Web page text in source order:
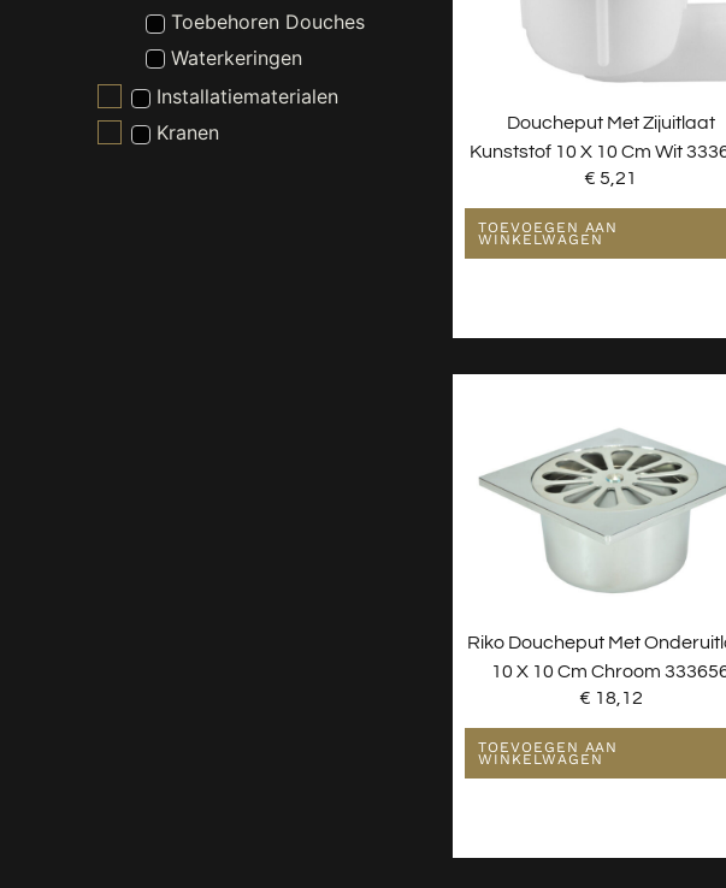
Toebehoren Douches
Waterkeringen
Installatiematerialen
Kranen
Doucheput Met Zijuitlaat
Kunststof 10 X 10 Cm Wit
€ 5,21
TOEVOEGEN AAN
WINKELWAGEN
Riko Doucheput Met
10 X 10 Cm Chroom
€ 18,12
TOEVOEGEN AAN
WINKELWAGEN